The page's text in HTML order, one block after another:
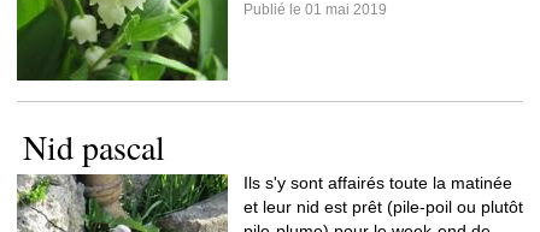
Publié le 01 mai 2019
Nid pascal
Ils s'y sont affairés toute la matinée
et leur nid est prêt (pile-poil ou plutôt